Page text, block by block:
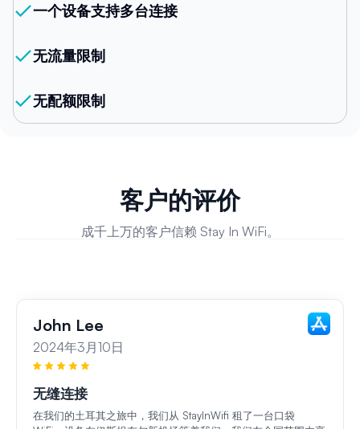
一个设备支持多台连接
无流量限制
无配额限制
客户的评价
成千上万的客户信赖 Stay In WiFi。
John Lee
2024年3月10日
无缝连接
在我们的土耳其之旅中，我们从 StayInWifi 租了一台口袋